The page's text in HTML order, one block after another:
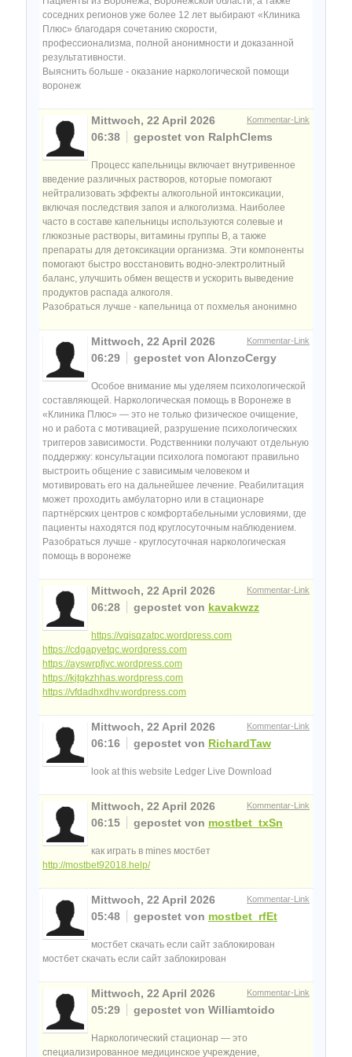
соседних регионов уже более 12 лет выбирают «Клиника
Плюс» благодаря сочетанию скорости,
профессионализма, полной анонимности и доказанной
результативности.
Выяснить больше - оказание наркологической помощи
воронеж
Kommentar-Link
Mittwoch, 22 April 2026
06:38
gepostet von RalphClems
Процесс капельницы включает внутривенное
введение различных растворов, которые помогают
нейтрализовать эффекты алкогольной интоксикации,
включая последствия запоя и алкоголизма. Наиболее
часто в составе капельницы используются солевые и
глюкозные растворы, витамины группы B, а также
препараты для детоксикации организма. Эти компоненты
помогают быстро восстановить водно-электролитный
баланс, улучшить обмен веществ и ускорить выведение
продуктов распада алкоголя.
Разобраться лучше - капельница от похмелья анонимно
Kommentar-Link
Mittwoch, 22 April 2026
06:29
gepostet von AlonzoCergy
Особое внимание мы уделяем психологической
составляющей. Наркологическая помощь в Воронеже в
«Клиника Плюс» — это не только физическое очищение,
но и работа с мотивацией, разрушение психологических
триггеров зависимости. Родственники получают отдельную
поддержку: консультации психолога помогают правильно
выстроить общение с зависимым человеком и
мотивировать его на дальнейшее лечение. Реабилитация
может проходить амбулаторно или в стационаре
партнёрских центров с комфортабельными условиями, где
пациенты находятся под круглосуточным наблюдением.
Разобраться лучше - круглосуточная наркологическая
помощь в воронеже
Kommentar-Link
Mittwoch, 22 April 2026
06:28
gepostet von kavakwzz
https://vqisqzatpc.wordpress.com
https://cdgapyetqc.wordpress.com
https://ayswrpfjvc.wordpress.com
https://kjtgkzhhas.wordpress.com
https://vfdadhxdhv.wordpress.com
Kommentar-Link
Mittwoch, 22 April 2026
06:16
gepostet von RichardTaw
look at this website Ledger Live Download
Kommentar-Link
Mittwoch, 22 April 2026
06:15
gepostet von mostbet_txSn
как играть в mines мостбет
http://mostbet92018.help/
Kommentar-Link
Mittwoch, 22 April 2026
05:48
gepostet von mostbet_rfEt
мостбет скачать если сайт заблокирован
мостбет скачать если сайт заблокирован
Kommentar-Link
Mittwoch, 22 April 2026
05:29
gepostet von Williamtoido
Наркологический стационар — это
специализированное медицинское учреждение,